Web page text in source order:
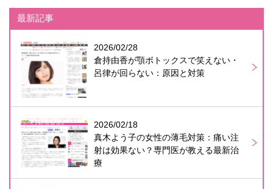
最新記事
2026/02/28
倉持由香が顎ボトックスで笑えない・
呂律が回らない：原因と対策
2026/02/18
真木よう子の女性の薄毛対策：痛い注
射は効果ない？専門医が教える最新治
療